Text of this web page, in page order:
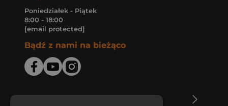
Poniedziałek - Piątek
8:00 - 18:00
[email protected]
Bądź z nami na bieżąco